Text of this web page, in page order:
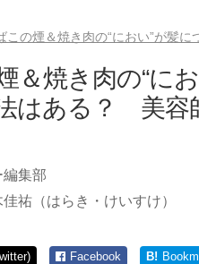
この煙＆焼き肉の“におい”が髪
＆焼き肉の“に
はある？ 美容
編集部
佳祐（はらき・けいすけ）
Facebook B!